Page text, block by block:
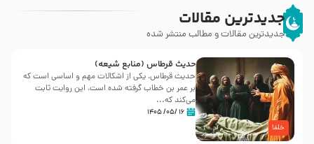
جدیدترین مقالات
جدیدترین مقالات و مطالب منتشر شده
خلفا
حدیث قرطاس (منابع شیعه)
حدیث قرطاس، یکی از اشکالات مهم و اساسی است که
بر عمر بن خطاب گرفته شده است، این روایت ثابت
می‌کند که...
۱۶ /۰۵/ ۱۴۰۵